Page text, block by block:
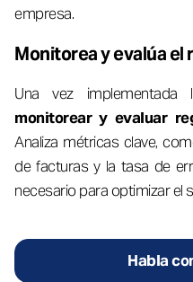
empresa.
Monitorea y evalúa el
Una vez
monitorear y evaluar
Analiza métricas clave,
de facturas y la tasa de
necesario para optimizar el
Habla